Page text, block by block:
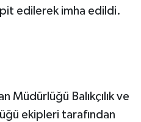
edilerek imha edildi.
Müdürlüğü Balıkçılık ve
ekipleri tarafından